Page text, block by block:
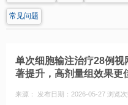
常见问题
单次细胞输注治疗28例
著提升，高剂量组效果更
来源： 发布日期：2026-05-27 浏览